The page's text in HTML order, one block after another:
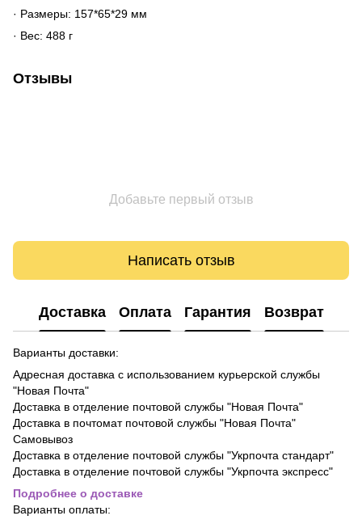
· Размеры: 157*65*29 мм
· Вес: 488 г
Отзывы
Добавьте первый отзыв
Написать отзыв
Доставка Оплата Гарантия Возврат
Варианты доставки:
Адресная доставка с использованием курьерской службы
"Новая Почта"
Доставка в отделение почтовой службы "Новая Почта"
Доставка в почтомат почтовой службы "Новая Почта"
Самовывоз
Доставка в отделение почтовой службы "Укрпочта стандарт"
Доставка в отделение почтовой службы "Укрпочта экспресс"
Подробнее о доставке
Варианты оплаты: